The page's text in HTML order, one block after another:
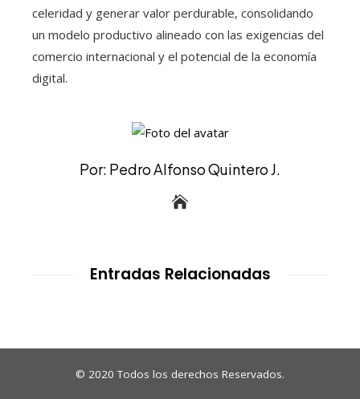
celeridad y generar valor perdurable, consolidando
un modelo productivo alineado con las exigencias del
comercio internacional y el potencial de la economía
digital.
Por: Pedro Alfonso Quintero J.
Entradas Relacionadas
© 2020 Todos los derechos Reservados.